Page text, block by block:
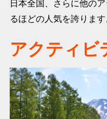
日本全国、さらに他の
るほどの人気を誇ります
アクティビ